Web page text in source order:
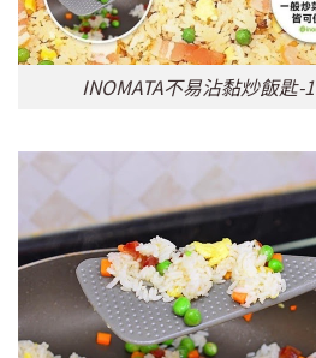
INOMATA不易沾黏炒飯匙-1